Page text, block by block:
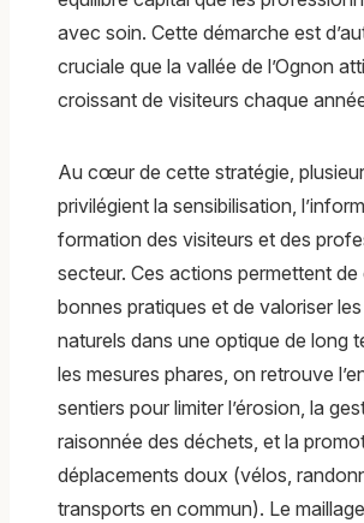
avec soin. Cette démarche est
cruciale que la vallée de l’Ognon
croissant de visiteurs chaque
Au cœur de cette stratégie,
privilégient la sensibilisation,
formation des visiteurs et des
secteur. Ces actions permettent de
bonnes pratiques et de valoriser
naturels dans une optique de long
les mesures phares, on retrouve
sentiers pour limiter l’érosion, la
raisonnée des déchets, et la
déplacements doux (vélos,
transports en commun). Le